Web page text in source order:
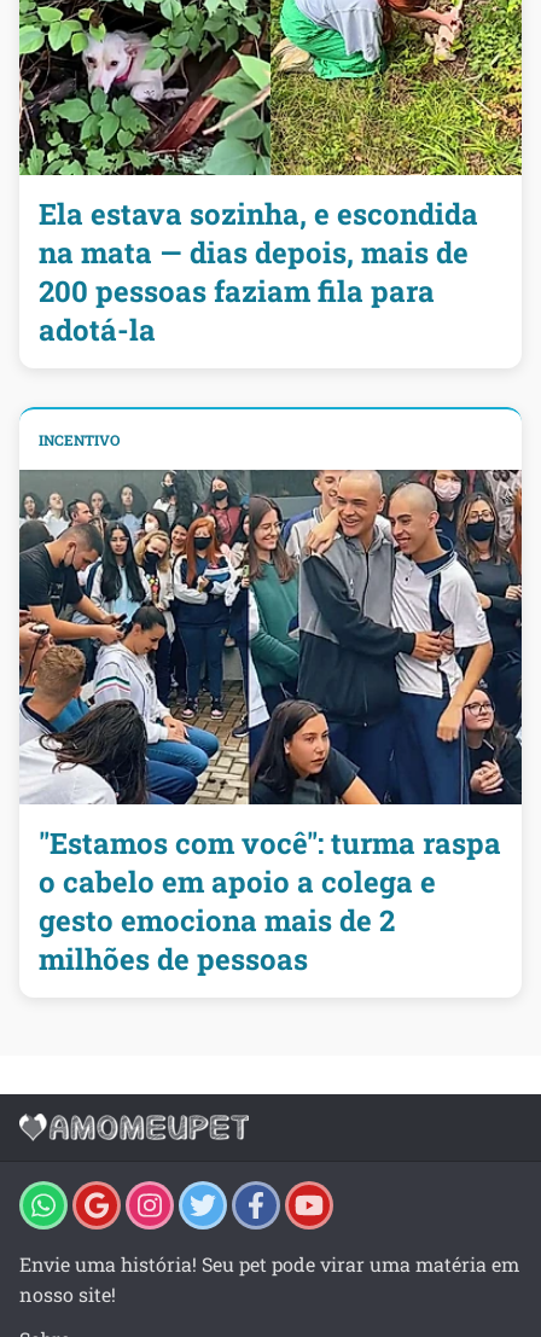
Ela estava sozinha, e escondida
na mata — dias depois, mais de
200 pessoas faziam fila para
adotá-la
INCENTIVO
"Estamos com você": turma raspa
o cabelo em apoio a colega e
gesto emociona mais de 2
milhões de pessoas
Envie uma história! Seu pet pode virar uma matéria em
nosso site!